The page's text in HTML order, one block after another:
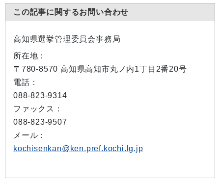
この記事に関するお問い合わせ
高知県選挙管理委員会事務局
所在地：
〒780-8570 高知県高知市丸ノ内1丁目2番20号
電話：
088-823-9314
ファックス：
088-823-9507
メール：
kochisenkan@ken.pref.kochi.lg.jp